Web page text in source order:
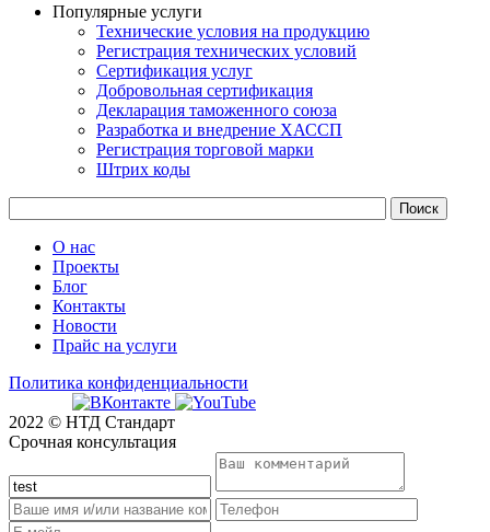
Популярные услуги
Технические условия на продукцию
Регистрация технических условий
Сертификация услуг
Добровольная сертификация
Декларация таможенного союза
Разработка и внедрение ХАССП
Регистрация торговой марки
Штрих коды
О нас
Проекты
Блог
Контакты
Новости
Прайс на услуги
Политика конфиденциальности
2022 © НТД Стандарт
Срочная консультация